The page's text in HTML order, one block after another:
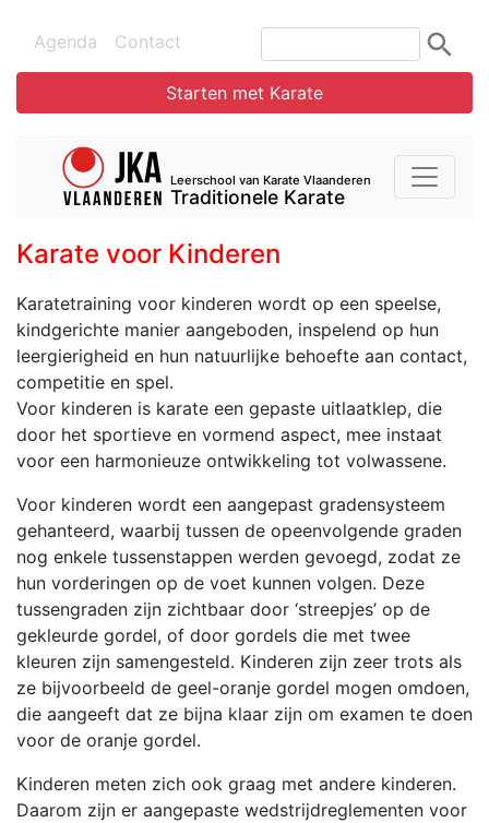
Agenda Contact
Starten met Karate
Leerschool van Karate Vlaanderen
Traditionele Karate
Karate voor Kinderen
Karatetraining voor kinderen wordt op een speelse,
kindgerichte manier aangeboden, inspelend op hun
leergierigheid en hun natuurlijke behoefte aan contact,
competitie en spel.
Voor kinderen is karate een gepaste uitlaatklep, die
door het sportieve en vormend aspect, mee instaat
voor een harmonieuze ontwikkeling tot volwassene.
Voor kinderen wordt een aangepast gradensysteem
gehanteerd, waarbij tussen de opeenvolgende graden
nog enkele tussenstappen werden gevoegd, zodat ze
hun vorderingen op de voet kunnen volgen. Deze
tussengraden zijn zichtbaar door ‘streepjes’ op de
gekleurde gordel, of door gordels die met twee
kleuren zijn samengesteld. Kinderen zijn zeer trots als
ze bijvoorbeeld de geel-oranje gordel mogen omdoen,
die aangeeft dat ze bijna klaar zijn om examen te doen
voor de oranje gordel.
Kinderen meten zich ook graag met andere kinderen.
Daarom zijn er aangepaste wedstrijdreglementen voor